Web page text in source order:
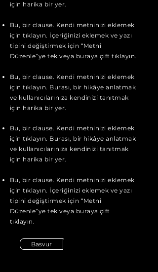
için harika bir yer.
Bu, bir clause. Kendi metninizi eklemek
için tıklayın. İçeriğinizi eklemek ve yazı
tipini değiştirmek için “Metni
Düzenle”ye tek veya buraya çift tıklayın.
Bu, bir clause. Kendi metninizi eklemek
için tıklayın. Burası, bir hikâye anlatmak
ve kullanıcılarınıza kendinizi tanıtmak
için harika bir yer.
Bu, bir clause. Kendi metninizi eklemek
için tıklayın. Burası, bir hikâye anlatmak
ve kullanıcılarınıza kendinizi tanıtmak
için harika bir yer.
Bu, bir clause. Kendi metninizi eklemek
için tıklayın. İçeriğinizi eklemek ve yazı
tipini değiştirmek için “Metni
Düzenle”ye tek veya buraya çift
tıklayın.
Basvur